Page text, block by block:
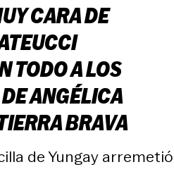
CARA DE
TODO A LOS
ANGÉLICA
BRAVA
de Yungay arremetió